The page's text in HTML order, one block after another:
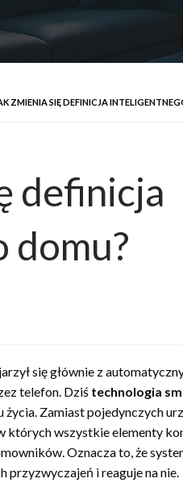
ZMIENIA SIĘ DEFINICJA
definicja
domu?
się głównie z
telefon. Dziś technologia
życia. Zamiast pojedynczych
których wszystkie elementy
Oznacza to, że
przyzwyczajeń i reaguje na nie.